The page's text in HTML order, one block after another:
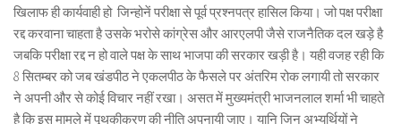
खिलाफ ही कार्यवाही हो जिन्होनें परीक्षा से पूर्व प्रश्नपत्र हासिल किया। जो पक्ष परीक्षा
रद्द करवाना चाहता है उसके भरोसे कांग्रेस और आरएलपी जैसे राजनैतिक दल खड़े है
जबकि परीक्षा रद्द न हो वाले पक्ष के साथ भाजपा की सरकार खड़ी है। यही वजह रही कि
8 सितम्बर को जब खंडपीठ ने एकलपीठ के फैसले पर अंतरिम रोक लगायी तो सरकार
ने अपनी और से कोई विचार नहीं रखा। असत में मुख्यमंत्री भाजनलाल शर्मा भी चाहते
है कि इस मामले में पृथकीकरण की नीति अपनायी जाए। यानि जिन अभ्यर्थियों ने